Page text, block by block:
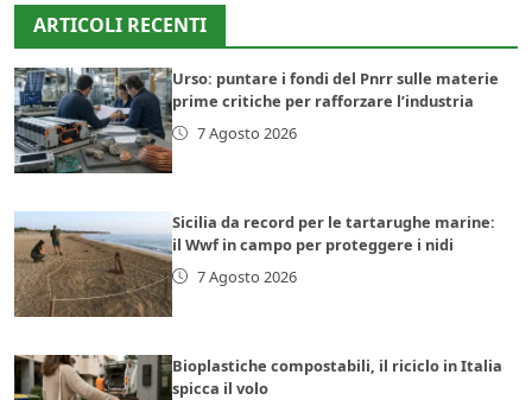
ARTICOLI RECENTI
Urso: puntare i fondi del Pnrr sulle materie
prime critiche per rafforzare l’industria
7 Agosto 2026
Sicilia da record per le tartarughe marine:
il Wwf in campo per proteggere i nidi
7 Agosto 2026
Bioplastiche compostabili, il riciclo in Italia
spicca il volo